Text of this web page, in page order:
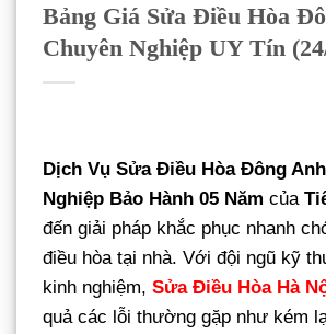
Bảng Giá Sửa Điều Hòa
Chuyên Nghiệp UY Tín
Dịch Vụ Sửa Điều Hòa Đông
Nghiệp Bảo Hành 05 Năm của
đến giải pháp khắc phục nhanh
điều hòa tại nhà. Với đội ngũ kỹ
kinh nghiệm, Sửa Điều Hòa Hà
quả các lỗi thường gặp như kém